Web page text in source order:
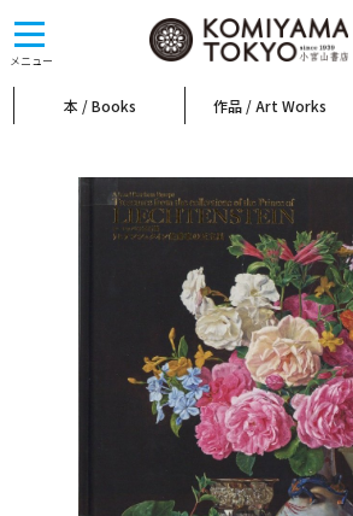
メニュー
toggle
navigation
本 / Books 作品 / Art Works